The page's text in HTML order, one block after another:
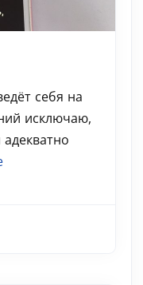
себя на
исключаю,